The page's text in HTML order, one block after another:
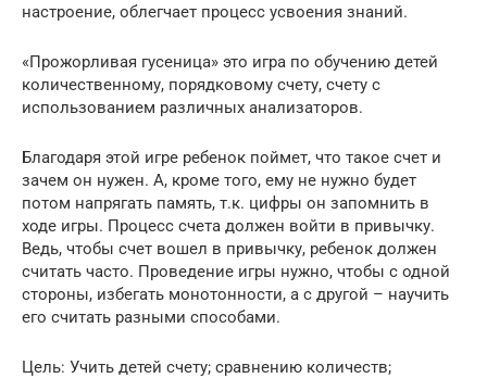
настроение, облегчает процесс усвоения знаний.
«Прожорливая гусеница» это игра по обучению детей
количественному, порядковому счету, счету с
использованием различных анализаторов.
Благодаря этой игре ребенок поймет, что такое счет и
зачем он нужен. А, кроме того, ему не нужно будет
потом напрягать память, т.к. цифры он запомнить в
ходе игры. Процесс счета должен войти в привычку.
Ведь, чтобы счет вошел в привычку, ребенок должен
считать часто. Проведение игры нужно, чтобы с одной
стороны, избегать монотонности, а с другой – научить
его считать разными способами.
Цель: Учить детей счету; сравнению количеств;